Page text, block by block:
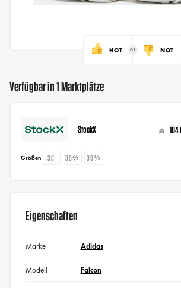
HOT NOT
Verfügbar in 1 Marktplätze
StockX ab 104
Größen 38 38⅔ 39⅓
Eigenschaften
Marke Adidas
Modell Falcon